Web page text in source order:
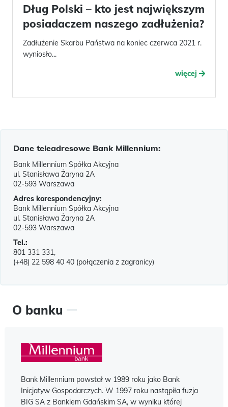
Dług Polski – kto jest największym
posiadaczem naszego zadłużenia?
Zadłużenie Skarbu Państwa na koniec czerwca 2021 r.
wyniosło...
więcej
Dane teleadresowe Bank Millennium:
Bank Millennium Spółka Akcyjna
ul. Stanisława Żaryna 2A
02-593 Warszawa
Adres korespondencyjny:
Bank Millennium Spółka Akcyjna
ul. Stanisława Żaryna 2A
02-593 Warszawa
Tel.:
801 331 331,
(+48) 22 598 40 40 (połączenia z zagranicy)
O banku
Bank Millennium powstał w 1989 roku jako Bank
Inicjatyw Gospodarczych. W 1997 roku nastąpiła fuzja
BIG SA z Bankiem Gdańskim SA, w wyniku której